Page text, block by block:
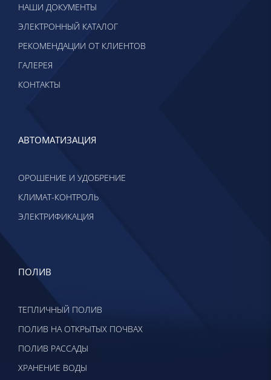
НАШИ ДОКУМЕНТЫ
ЭЛЕКТРОННЫЙ КАТАЛОГ
РЕКОМЕНДАЦИИ ОТ КЛИЕНТОВ
ГАЛЕРЕЯ
КОНТАКТЫ
АВТОМАТИЗАЦИЯ
ОРОШЕНИЕ И УДОБРЕНИЕ
КЛИМАТ-КОНТРОЛЬ
ЭЛЕКТРИФИКАЦИЯ
ПОЛИВ
ТЕПЛИЧНЫЙ ПОЛИВ
ПОЛИВ НА ОТКРЫТЫХ ПОЧВАХ
ПОЛИВ РАССАДЫ
ХРАНЕНИЕ ВОДЫ